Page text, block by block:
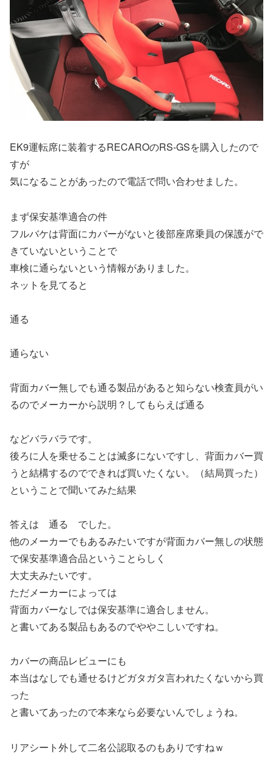
EK9運転席に装着するRECAROのRS-GSを購入したので
すが
気になることがあったので電話で問い合わせました。
まず保安基準適合の件
フルバケは背面にカバーがないと後部座席乗員の保護がで
きていないということで
車検に通らないという情報がありました。
ネットを見てると
通る
通らない
背面カバー無しでも通る製品があると知らない検査員がい
るのでメーカーから説明？してもらえば通る
などバラバラです。
後ろに人を乗せることは滅多にないですし、背面カバー買
うと結構するのでできれば買いたくない。（結局買った）
ということで聞いてみた結果
答えは 通る でした。
他のメーカーでもあるみたいですが背面カバー無しの状態
で保安基準適合品ということらしく
大丈夫みたいです。
ただメーカーによっては
背面カバーなしでは保安基準に適合しません。
と書いてある製品もあるのでややこしいですね。
カバーの商品レビューにも
本当はなしでも通せるけどガタガタ言われたくないから買
った
と書いてあったので本来なら必要ないんでしょうね。
リアシート外して二名公認取るのもありですねｗ